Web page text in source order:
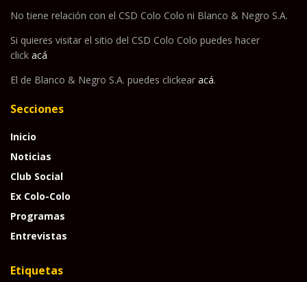
No tiene relación con el CSD Colo Colo ni Blanco & Negro S.A.
Si quieres visitar el sitio del CSD Colo Colo puedes hacer
click acá
El de Blanco & Negro S.A. puedes clickear acá.
Secciones
Inicio
Noticias
Club Social
Ex Colo-Colo
Programas
Entrevistas
Etiquetas